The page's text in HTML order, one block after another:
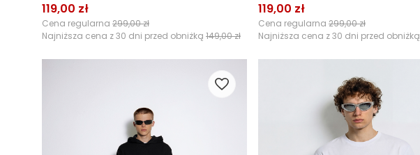
119,00 zł
Cena regularna 299,00 zł
Najniższa cena z 30 dni przed obniżką 149,00 zł
119,00 zł
Cena regularna 299,00 zł
Najniższa cena z 30 dni przed obniżką